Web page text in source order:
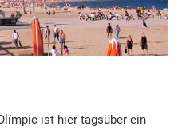
ist hier tagsüber ein